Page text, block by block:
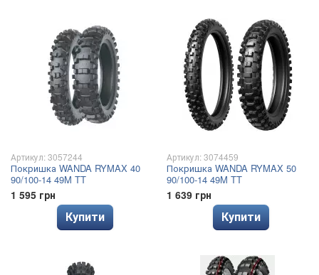
Артикул: 3057244
Покришка WANDA RYMAX 40
90/100-14 49M TT
1 595 грн
Купити
Артикул: 3074459
Покришка WANDA RYMAX 50
90/100-14 49M TT
1 639 грн
Купити